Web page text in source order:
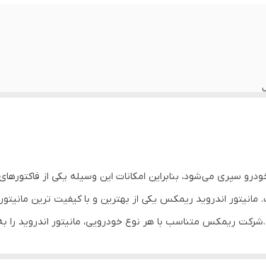
سپری می‌شود، بنابراین امکانات این وسیله یکی از
مانیتور اندروید ریمکس یکی از بهترین و با کیفیت ترین
ریمکس متناسب با هر نوع خودرویی، مانیتور اندروید را